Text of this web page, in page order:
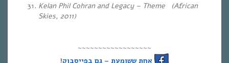
Kelan Phil Cohran and Legacy – Theme (African
Skies, 2011)
~~~~~~~~~~~~~~~~~~
אחת ששומעת – גם בפייסבוק!